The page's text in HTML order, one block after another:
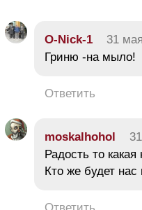
O-Nick-1 31
Гриню -на мыло!
Ответить
moskalhohol
Радость то
Кто же будет